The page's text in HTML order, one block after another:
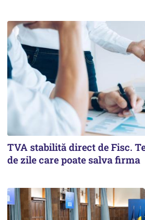
TVA stabilită direct de Fisc.
de zile care poate salva firma